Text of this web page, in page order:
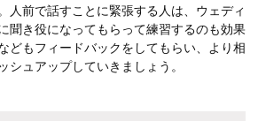
人前で話すことに緊張する人は、ウェディ
聞き役になってもらって練習するのも効果
どもフィードバックをしてもらい、より相
シュアップしていきましょう。